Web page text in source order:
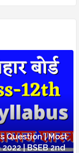
Question | Most
| BSEB 2nd